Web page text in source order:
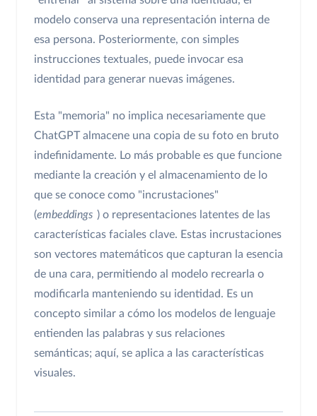
modelo conserva una representación interna de
esa persona. Posteriormente, con simples
instrucciones textuales, puede invocar esa
identidad para generar nuevas imágenes.
Esta "memoria" no implica necesariamente que
ChatGPT almacene una copia de su foto en bruto
indefinidamente. Lo más probable es que funcione
mediante la creación y el almacenamiento de lo
que se conoce como "incrustaciones"
(embeddings ) o representaciones latentes de las
características faciales clave. Estas incrustaciones
son vectores matemáticos que capturan la esencia
de una cara, permitiendo al modelo recrearla o
modificarla manteniendo su identidad. Es un
concepto similar a cómo los modelos de lenguaje
entienden las palabras y sus relaciones
semánticas; aquí, se aplica a las características
visuales.